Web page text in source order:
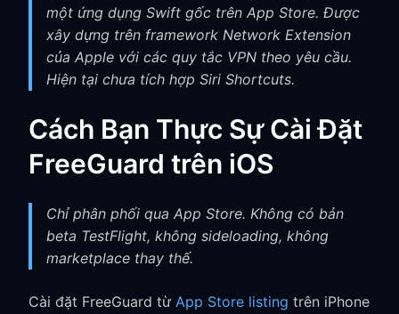
một ứng dụng Swift gốc trên App Store. Được
xây dựng trên framework Network Extension
của Apple với các quy tắc VPN theo yêu cầu.
Hiện tại chưa tích hợp Siri Shortcuts.
Cách Bạn Thực Sự Cài Đặt
FreeGuard trên iOS
Chỉ phân phối qua App Store. Không có bản
beta TestFlight, không sideloading, không
marketplace thay thế.
Cài đặt FreeGuard từ App Store listing trên iPhone